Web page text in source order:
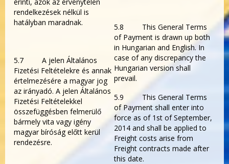
rendelkezések nélkül is
hatályban maradnak.
5.7 A jelen Általános
Fizetési Feltételekre és annak
értelmezésére a magyar jog
az irányadó. A jelen Általános
Fizetési Feltételekkel
összefüggésben felmerülő
bármely vita vagy igény
magyar bíróság előtt kerül
rendezésre.
5.8 This General Terms
of Payment is drawn up both
in Hungarian and English. In
case of any discrepancy the
Hungarian version shall
prevail.
5.9 This General Terms
of Payment shall enter into
force as of 1st of September,
2014 and shall be applied to
Freight costs arise from
Freight contracts made after
this date.